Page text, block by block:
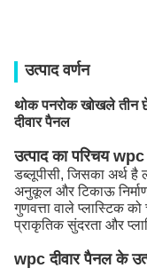
उत्पाद वर्णन
थोक पनरोक खोखले तीन
दीवार पैनल
उत्पाद का परिचय wpc
डब्लूपीसी, जिसका अर्थ है
अनुकूल और टिकाऊ
गुणवत्ता वाले प्लास्टिक
प्राकृतिक सुंदरता और
wpc दीवार पैनल के